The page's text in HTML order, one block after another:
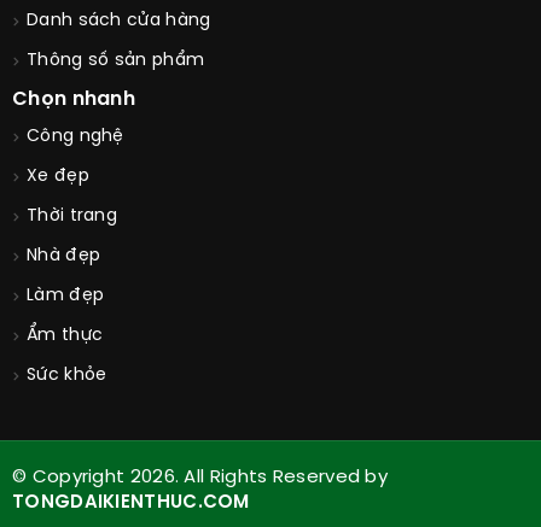
Danh sách cửa hàng
Thông số sản phẩm
Chọn nhanh
Công nghệ
Xe đẹp
Thời trang
Nhà đẹp
Làm đẹp
Ẩm thực
Sức khỏe
© Copyright 2026. All Rights Reserved by
TONGDAIKIENTHUC.COM